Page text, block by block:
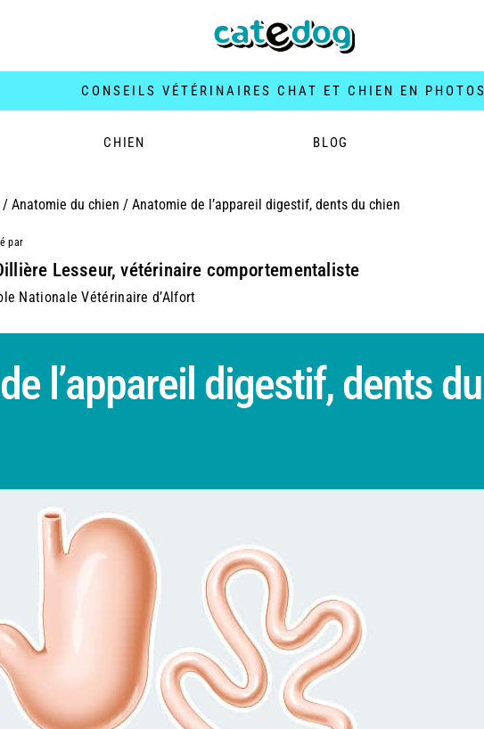
CONSEILS VÉTÉRINAIRES CHAT ET CHIEN EN PHOTOS
CHIEN BLOG
/ Anatomie du chien / Anatomie de l’appareil digestif, dents du chien
par
Lesseur, vétérinaire comportementaliste
Nationale Vétérinaire d’Alfort
l’appareil digestif, dents du